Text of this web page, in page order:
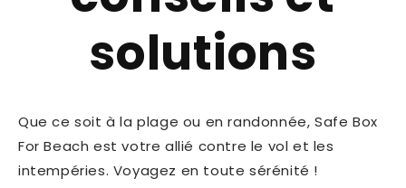
solutions
Que ce soit à la plage ou en randonnée, Safe Box
For Beach est votre allié contre le vol et les
intempéries. Voyagez en toute sérénité !